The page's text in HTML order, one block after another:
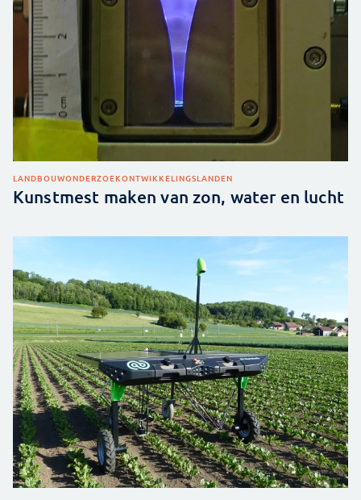
LANDBOUWONDERZOEKONTWIKKELINGSLANDEN
Kunstmest maken van zon, water en lucht